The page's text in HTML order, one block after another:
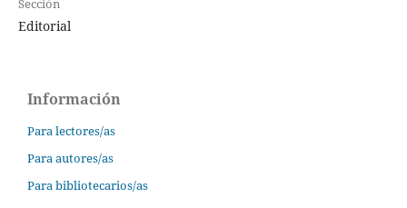
Sección
Editorial
Información
Para lectores/as
Para autores/as
Para bibliotecarios/as